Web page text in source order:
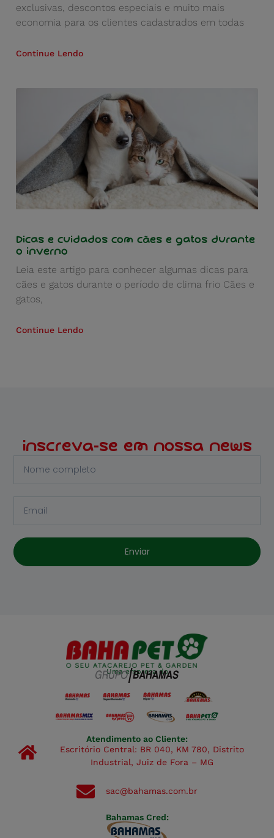
exclusivas, descontos especiais e muito mais
economia para os clientes cadastrados em todas
Continue Lendo
Dicas e cuidados com cães e gatos durante
o inverno
Leia este artigo para conhecer algumas dicas para
cães e gatos durante o período de clima frio Cães e
gatos,
Continue Lendo
inscreva-se em nossa news
Enviar
Uma empresa do
Atendimento ao Cliente:
Escritório Central: BR 040, KM 780, Distrito
Industrial, Juiz de Fora – MG
sac@bahamas.com.br
Bahamas Cred: